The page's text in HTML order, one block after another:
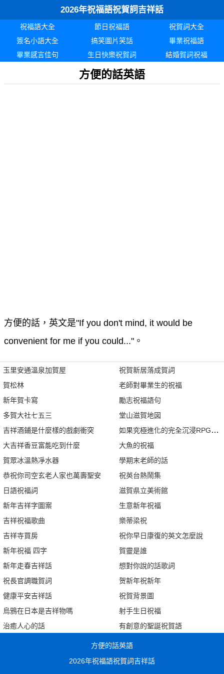
2026年祝福語祝賀詞吉祥話
祝福語大全 節日祝福語
祝賀詞大全
簽名小語大全
搞笑圖片笑話
畢業祝福語
畢業感言佳句
生日快樂祝賀詞 結婚賀詞祝福
方便的話英語
方便的話，英文是"If you don't mind, it would be
convenient for me if you could..."。
玉里安通溫泉加賀屋
賀松林
新年賀卡寫
多賀大社七五三
吉祥酒鋪是什麼樣的戲劇衝突
大吉祥香豆富能吃到什麼
賀眾冰溫熱凈水器
恭祝你司空玄老人家也萬壽聖安
日語祝福詞
新年吉祥字圖案
吉祥祝福歌曲
吉祥寺買房
新年祝福 四字
新年走春吉祥話
祝長官調職賀詞
健康平安吉祥話
烏鴉在日本是吉祥物嗎
治癒人心的話
祝賀新居落成賀詞
老師對畢業生的祝福
勵志祝福語句
堂山滋賀地図
如果究極進化的完全沉浸RPG比
大魚的祝福
學期末老師的話
祝英台熱鬧集
滋賀県立美術館
生意新年祝福
樂蒂梁祝
祝你早日康復的英文怎麼說
賀靈是誰
想對你說的話歌詞
贺新年祝新年
祝賀背景圖
射手生日祝福
有創意的聖誕祝賀語
方便的話英語
2026年祝福語祝賀詞吉祥話